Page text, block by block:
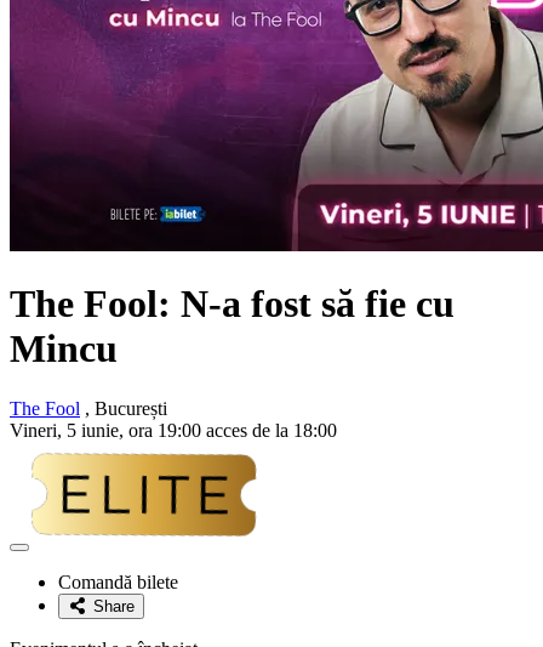
The Fool: N-a fost să fie cu
Mincu
The Fool , București
Vineri, 5 iunie, ora 19:00 acces de la 18:00
Adaugă
favoriteComandă bilete
Share